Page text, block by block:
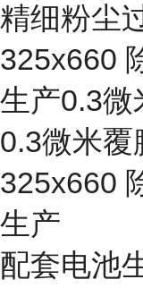
精细粉尘
325x660
生产0.3微
0.3微米覆
325x660
生产
配套电池